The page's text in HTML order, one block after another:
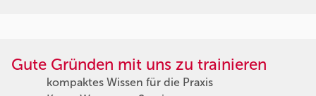
Gute Gründen mit uns zu trainieren
kompaktes Wissen für die Praxis